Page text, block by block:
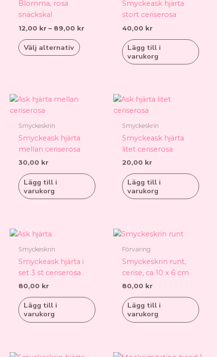
Blomma, rosa
snäckskal
12,00 kr – 89,00 kr
Välj alternativ
De
produktsidan
Smyckeask hjärta
stort ceriserosa
40,00 kr
Lägg till i
varukorg
Smyckeskrin
Smyckeask hjärta
mellan ceriserosa
30,00 kr
Lägg till i
varukorg
Smyckeskrin
Smyckeask hjärta
litet ceriserosa
20,00 kr
Lägg till i
varukorg
Smyckeskrin
Smyckeask hjärta i
set 3 st ceriserosa
80,00 kr
Lägg till i
varukorg
Förvaring
Smyckeskrin runt,
cerise, ca 10 x 6 cm
80,00 kr
Lägg till i
varukorg